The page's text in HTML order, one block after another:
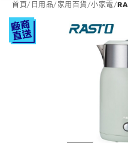
首頁/ 日用品/ 家用百貨/小家電/